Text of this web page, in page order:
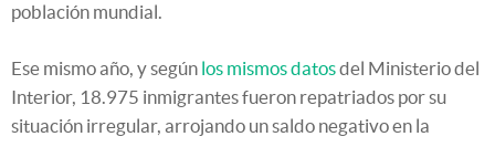
población mundial.
Ese mismo año, y según los mismos datosdel Ministerio del
Interior, 18.975 inmigrantes fueron repatriados por su
situación irregular, arrojando un saldo negativo en la